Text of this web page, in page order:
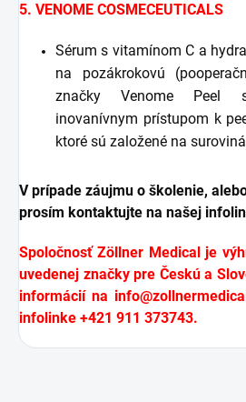
5. VENOME COSMECEUTICALS
Sérum s vitamínom C a
na pozákrokovú
značky Venome Peel
inovanívnym prístupom k
ktoré sú založené na
V prípade záujmu o školenie,
prosím kontaktujte na našej
Spoločnosť Zöllner Medical je
uvedenej značky pre Českú a
informácií na
infolinke +421 911 373743.